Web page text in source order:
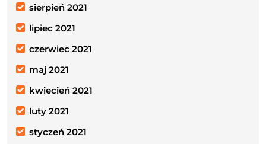
sierpień 2021
lipiec 2021
czerwiec 2021
maj 2021
kwiecień 2021
luty 2021
styczeń 2021